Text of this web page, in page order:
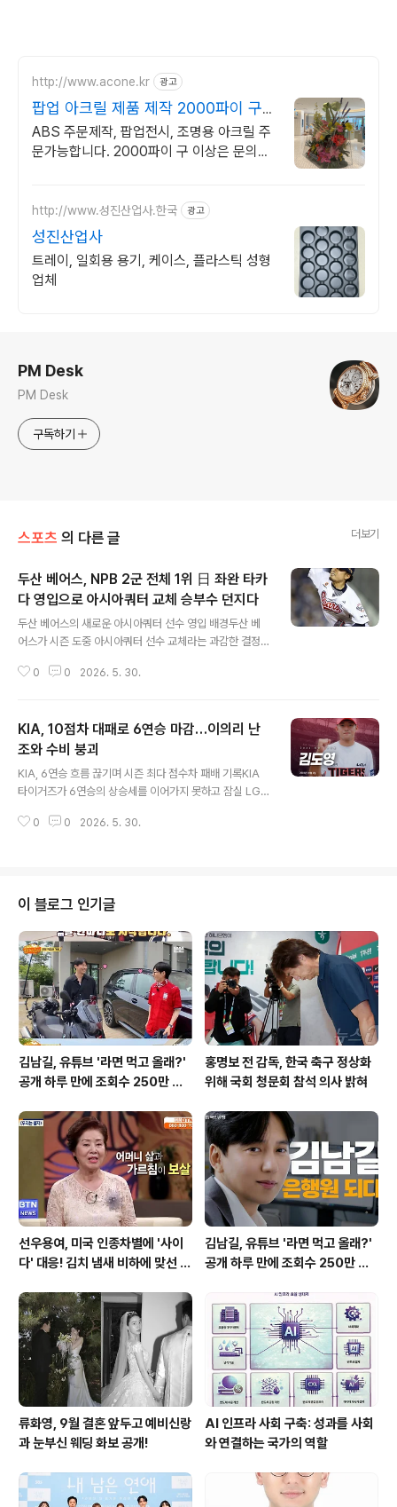
http://www.acone.kr 광고
팝업 아크릴 제품 제작 2000파이 구
제작 가능
ABS 주문제작, 팝업전시, 조명용 아크릴 주
문가능합니다. 2000파이 구 이상은 문의해
http://www.성진산업사.한국 광고
성진산업사
트레이, 일회용 용기, 케이스, 플라스틱 성형
업체
PM Desk
PM Desk
구독하기
스포츠 의 다른 글 더보기
두산 베어스, NPB 2군 전체 1위 日 좌완 타카
다 영입으로 아시아쿼터 교체 승부수 던지다
두산 베어스의 새로운 아시아쿼터 선수 영입 배경두산 베
어스가 시즌 도중 아시아쿼터 선수 교체라는 과감한 결정
총액 12만 달러에 영입하며 전력 강화에 나섰습니다. 이는
일본프로야구 2군 이스턴리그에서 평균자책점 1.75로 전
체 1위를 기록한 바 있습니다. 최고 148km의 속구와 다양
한 변화구를 구사하며, 100구 이상 투구에도 흔들림 없는
선발투수로서의 잠재력을 지녔습니다. 그의 합류는 팀 투
수 타무라 선수와의 교체 및 향후 전망기존 아시아쿼터 투
0 0 2026. 5. 30.
KIA, 10점차 대패로 6연승 마감…이의리 난
조와 수비 붕괴
KIA, 6연승 흐름 끊기며 시즌 최다 점수차 패배 기록KIA
타이거즈가 6연승의 상승세를 이어가지 못하고 잠실 LG
반 부진과 수비 불안이 겹치며 2-12로 크게 패배했습니다.
가 또다시 제구 난조를 보이며 흔들렸습니다. 최고 시속 15
1km의 빠른 공에도 불구하고 스트라이크존에서 공이 빠지
면서 타자들에게 장타를 허용했습니다. 1회에는 좌익수 한
승연의 치명적인 실책까지 겹치며 1회에만 5실점하는 등
2이닝 동안 6실점을 기록하며 일찍 무너졌습니다. 이형범·
홍민규도 ..
0 0 2026. 5. 30.
이 블로그 인기글
김남길, 유튜브 '라면 먹고 올래?'
공개 하루 만에 조회수 250만 돌
홍명보 전 감독, 한국 축구 정상화
위해 국회 청문회 참석 의사 밝혀
선우용여, 미국 인종차별에 '사이
다' 대응! 김치 냄새 비하에 맞선 통
김남길, 유튜브 '라면 먹고 올래?'
공개 하루 만에 조회수 250만 돌
류화영, 9월 결혼 앞두고 예비신랑
과 눈부신 웨딩 화보 공개!
AI 인프라 사회 구축: 성과를 사회
와 연결하는 국가의 역할